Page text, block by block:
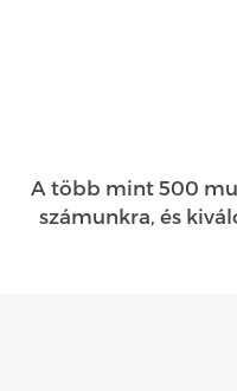
A több mint 500
számunkra, és